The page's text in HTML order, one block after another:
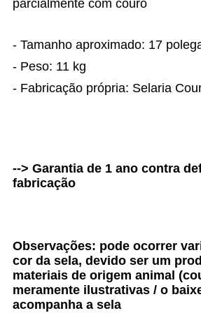
parcialmente com couro
- Tamanho aproximado: 17
- Peso: 11 kg
- Fabricação própria: Selaria
--> Garantia de 1 ano contra
fabricação
Observações: pode ocorrer
cor da sela, devido ser um
materiais de origem animal
meramente ilustrativas / o
acompanha a sela